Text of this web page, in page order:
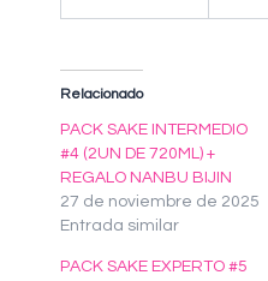
Relacionado
PACK SAKE INTERMEDIO
#4 (2UN DE 720ML) +
REGALO NANBU BIJIN
27 de noviembre de 2025
Entrada similar
PACK SAKE EXPERTO #5